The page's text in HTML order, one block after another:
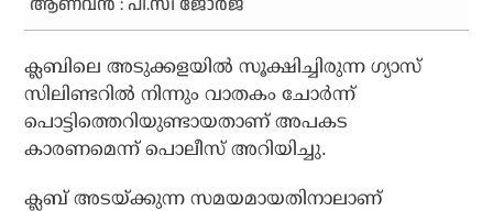
ആണവന്‍ : പി.സി ജോര്‍ജ്
ക്ലബിലെ അടുക്കളയില്‍ സൂക്ഷിച്ചിരുന്ന ഗ്യാസ്
സിലിണ്ടറില്‍ നിന്നും വാതകം ചോര്‍ന്ന്
പൊട്ടിത്തെറിയുണ്ടായതാണ് അപകട
കാരണമെന്ന് പൊലീസ് അറിയിച്ചു.
ക്ലബ് അടയ്ക്കുന്ന സമയമായതിനാലാണ്